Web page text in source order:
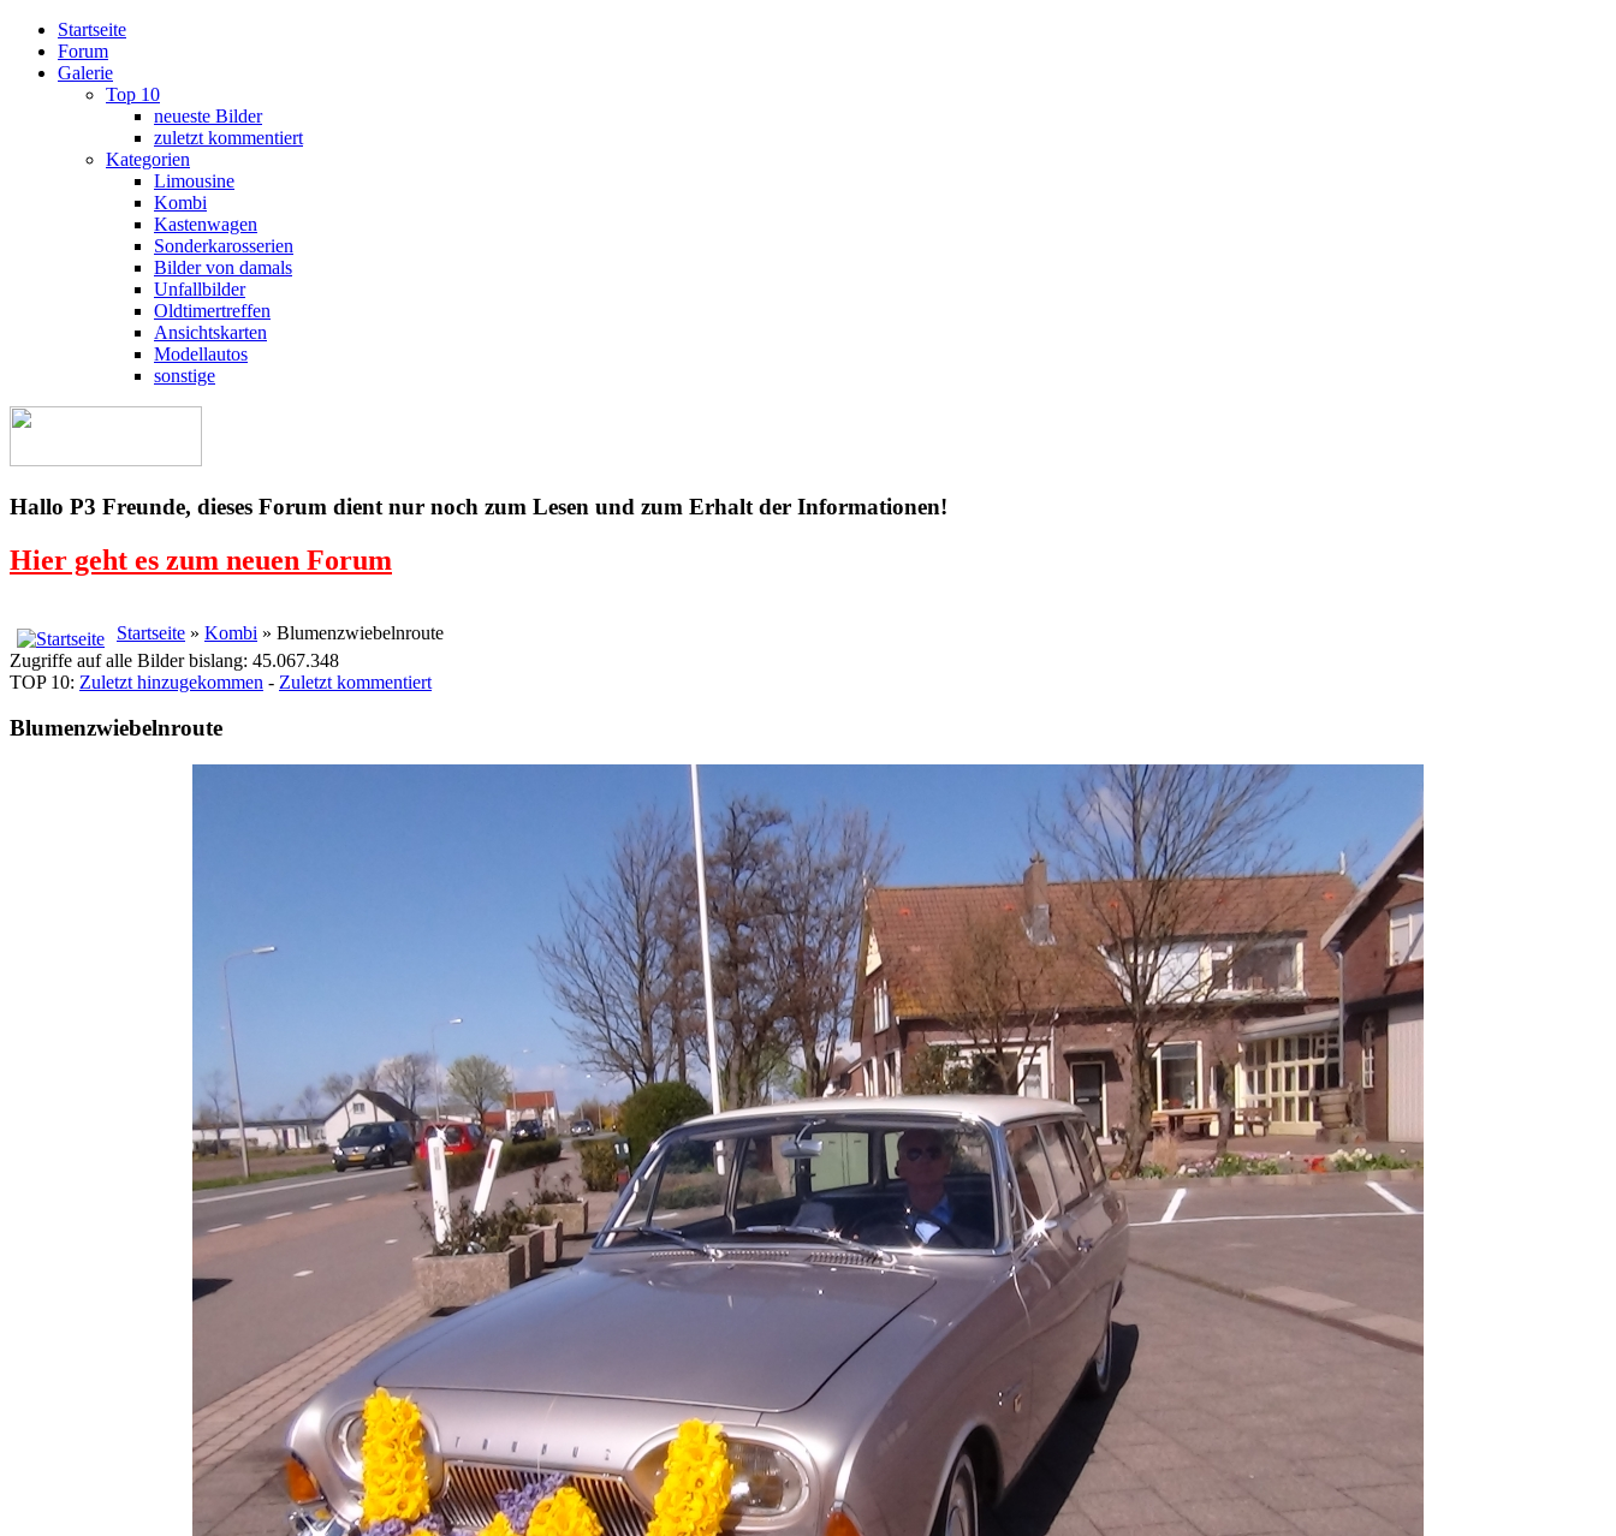
Startseite
Forum
Galerie
Top 10
neueste Bilder
zuletzt kommentiert
Kategorien
Limousine
Kombi
Kastenwagen
Sonderkarosserien
Bilder von damals
Unfallbilder
Oldtimertreffen
Ansichtskarten
Modellautos
sonstige
Hallo P3 Freunde, dieses Forum dient nur noch zum Lesen und zum Erhalt der Informationen!
Hier geht es zum neuen Forum
Startseite » Kombi » Blumenzwiebelnroute
Zugriffe auf alle Bilder bislang: 45.067.348
TOP 10: Zuletzt hinzugekommen - Zuletzt kommentiert
Blumenzwiebelnroute